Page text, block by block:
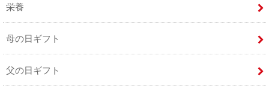
栄養
母の日ギフト
父の日ギフト